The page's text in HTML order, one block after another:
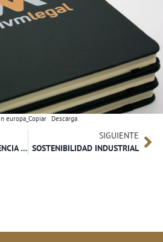
europa_Copiar Descarga
A VUELTAS CON LA LICENCIA URBANÍSTICA MUNICIPAL EN LAS LABORES DE INVESTIGACIÓN MINERA MEDIANTE SONDEOS
SIGUIENTE
SOSTENIBILIDAD INDUSTRIAL